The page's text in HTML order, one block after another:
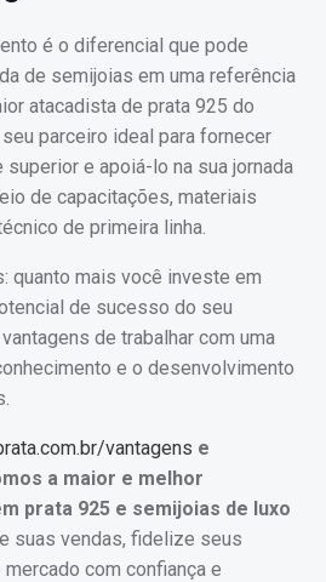
é o diferencial que pode
de semijoias em uma referência
atacadista de prata 925 do
parceiro ideal para fornecer
e apoiá-lo na sua jornada
de capacitações, materiais
de primeira linha.
quanto mais você investe em
de sucesso do seu
de trabalhar com uma
e o desenvolvimento
vantagens e
a maior e melhor
prata 925 e semijoias de luxo
suas vendas, fidelize seus
com confiança e